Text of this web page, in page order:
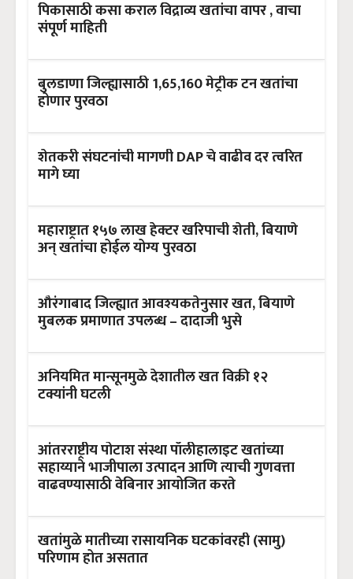
पिकासाठी कसा कराल विद्राव्य खतांचा वापर , वाचा
संपूर्ण माहिती
बुलडाणा जिल्ह्यासाठी 1,65,160 मेट्रीक टन खतांचा
होणार पुरवठा
शेतकरी संघटनांची मागणी DAP चे वाढीव दर त्वरित
मागे घ्या
महाराष्ट्रात १५७ लाख हेक्टर खरिपाची शेती, बियाणे
अन् खतांचा होईल योग्य पुरवठा
औरंगाबाद जिल्ह्यात आवश्यकतेनुसार खत, बियाणे
मुबलक प्रमाणात उपलब्ध – दादाजी भुसे
अनियमित मान्सूनमुळे देशातील खत विक्री १२
टक्यांनी घटली
आंतरराष्ट्रीय पोटाश संस्था पॉलीहालाइट खतांच्या
सहाय्याने भाजीपाला उत्पादन आणि त्याची गुणवत्ता
वाढवण्यासाठी वेबिनार आयोजित करते
खतांमुळे मातीच्या रासायनिक घटकांवरही (सामु)
परिणाम होत असतात